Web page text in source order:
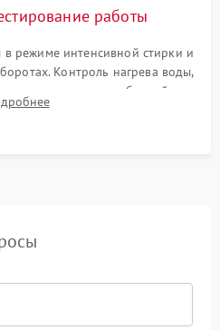
работы
режиме интенсивной стирки и
Контроль нагрева воды,
излишних вибраций,
протечек под корпусом.